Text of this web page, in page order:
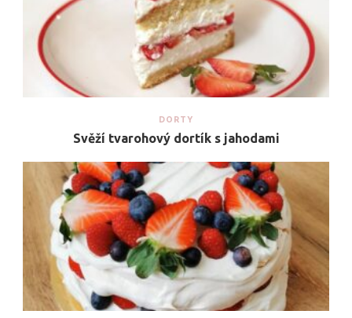
DORTY
Svěží tvarohový dortík s jahodami